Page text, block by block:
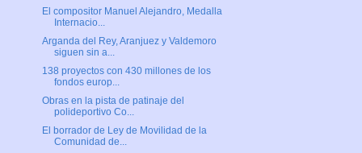
El compositor Manuel Alejandro, Medalla
Internacio...
Arganda del Rey, Aranjuez y Valdemoro
siguen sin a...
138 proyectos con 430 millones de los
fondos europ...
Obras en la pista de patinaje del
polideportivo Co...
El borrador de Ley de Movilidad de la
Comunidad de...